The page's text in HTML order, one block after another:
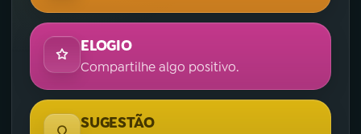
ELOGIO
Compartilhe algo positivo.
SUGESTÃO